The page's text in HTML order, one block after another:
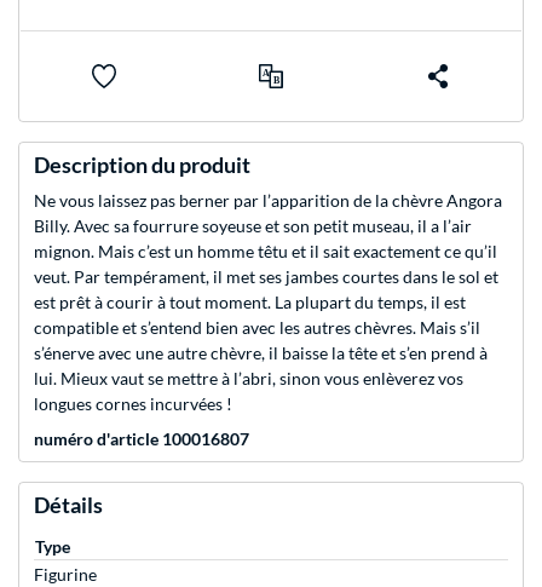
Description du produit
Ne vous laissez pas berner par l’apparition de la chèvre Angora
Billy. Avec sa fourrure soyeuse et son petit museau, il a l’air
mignon. Mais c’est un homme têtu et il sait exactement ce qu’il
veut. Par tempérament, il met ses jambes courtes dans le sol et
est prêt à courir à tout moment. La plupart du temps, il est
compatible et s’entend bien avec les autres chèvres. Mais s’il
s’énerve avec une autre chèvre, il baisse la tête et s’en prend à
lui. Mieux vaut se mettre à l’abri, sinon vous enlèverez vos
longues cornes incurvées !
numéro d'article 100016807
Détails
Type
Figurine